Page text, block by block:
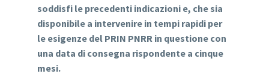
soddisfi le precedenti indicazioni e, che sia
disponibile a intervenire in tempi rapidi per
le esigenze del PRIN PNRR in questione con
una data di consegna rispondente a cinque
mesi.